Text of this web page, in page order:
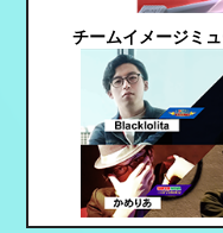
チームイメージミ